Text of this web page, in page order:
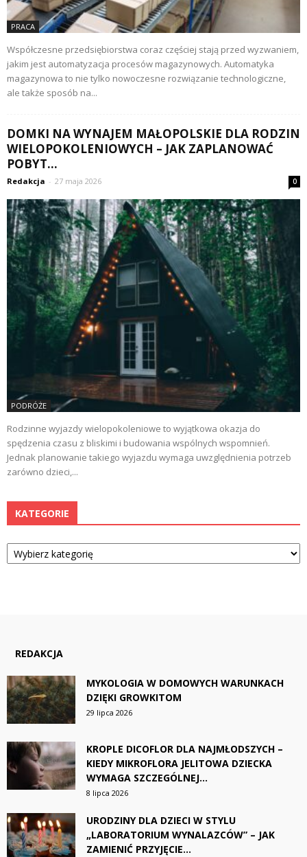
PRACA
Współczesne przedsiębiorstwa coraz częściej stają przed wyzwaniem,
jakim jest automatyzacja procesów magazynowych. Automatyka
magazynowa to nie tylko nowoczesne rozwiązanie technologiczne,
ale także sposób na...
DOMKI NA WYNAJEM MAŁOPOLSKIE DLA RODZIN
WIELOPOKOLENIOWYCH – JAK ZAPLANOWAĆ
POBYT...
Redakcja - 27 maja 2026 0
PODRÓŻE
Rodzinne wyjazdy wielopokoleniowe to wyjątkowa okazja do
spędzenia czasu z bliskimi i budowania wspólnych wspomnień.
Jednak planowanie takiego wyjazdu wymaga uwzględnienia potrzeb
zarówno dzieci,...
KATEGORIE
Kategorie
REDAKCJA
MYKOLOGIA W DOMOWYCH WARUNKACH
DZIĘKI GROWKITOM
29 lipca 2026
KROPLE DICOFLOR DLA NAJMŁODSZYCH –
KIEDY MIKROFLORA JELITOWA DZIECKA
WYMAGA SZCZEGÓLNEJ...
8 lipca 2026
URODZINY DLA DZIECI W STYLU
„LABORATORIUM WYNALAZCÓW” – JAK
ZAMIENIĆ PRZYJĘCIE...